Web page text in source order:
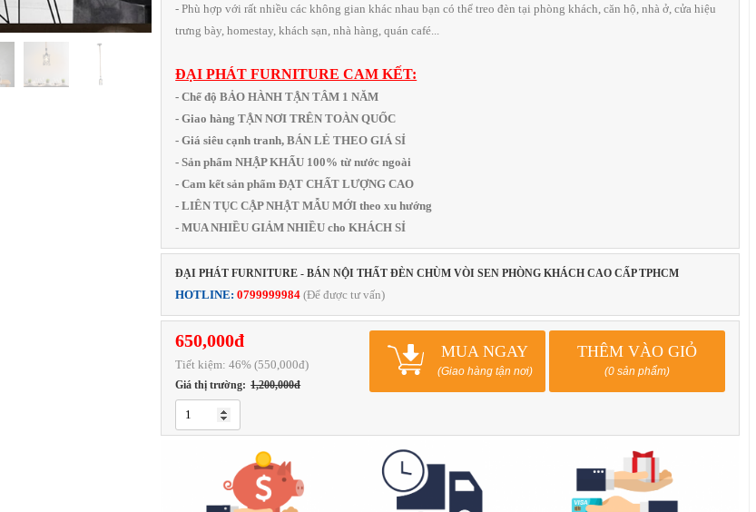
- Phù hợp với rất nhiều các không gian khác nhau bạn có thể treo đèn tại phòng khách, căn hộ, nhà ở, cửa hiệu
trưng bày, homestay, khách sạn, nhà hàng, quán café...
ĐẠI PHÁT FURNITURE CAM KẾT:
- Chế độ BẢO HÀNH TẬN TÂM 1 NĂM
- Giao hàng TẬN NƠI TRÊN TOÀN QUỐC
- Giá siêu cạnh tranh, BÁN LẺ THEO GIÁ SỈ
- Sản phẩm NHẬP KHẨU 100% từ nước ngoài
- Cam kết sản phẩm ĐẠT CHẤT LƯỢNG CAO
- LIÊN TỤC CẬP NHẬT MẪU MỚI theo xu hướng
- MUA NHIỀU GIẢM NHIỀU cho KHÁCH SỈ
ĐẠI PHÁT FURNITURE - BÁN NỘI THẤT ĐÈN CHÙM VÒI SEN PHÒNG KHÁCH CAO CẤP TPHCM
HOTLINE:0799999984 (Để được tư vấn)
650,000đ
Tiết kiệm:46% (550,000đ)
Giá thị trường: 1,200,000đ
MUA NGAY
(Giao hàng tận nơi)
THÊM VÀO GIỎ
(0 sản phẩm)